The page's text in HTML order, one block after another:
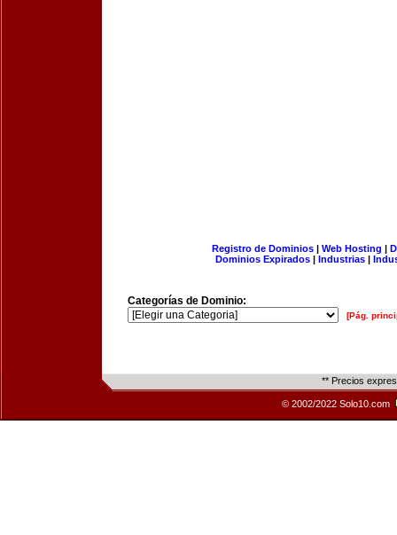
Registro de Dominios| Web Hosting |
Dominios Expirados | Industrias |
Categorías de Dominio:
[Pág.
** Precios
© 2002/2022 Solo10.com